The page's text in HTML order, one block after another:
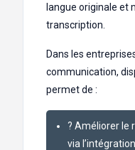
langue originale et
transcription.
Dans les
communication,
permet de :
? Améliorer le
via